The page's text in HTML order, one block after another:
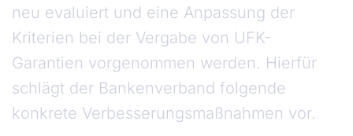
neu evaluiert und eine Anpassung der
Kriterien bei der Vergabe von UFK-
Garantien vorgenommen werden. Hierfür
schlägt der Bankenverband folgende
konkrete Verbesserungsmaßnahmen vor.